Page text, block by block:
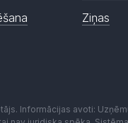
Ziņas
Informācijas avoti: